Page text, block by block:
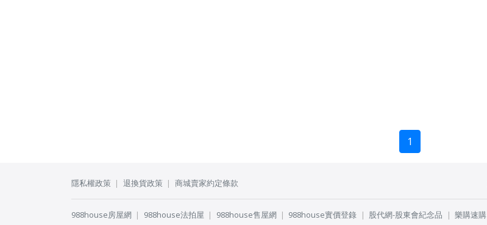
1
隱私權政策 退換貨政策 商城賣家約定條款
988house房屋網 988house法拍屋 988house售屋網 988house實價登錄 股代網-股東會紀念品 樂購速購